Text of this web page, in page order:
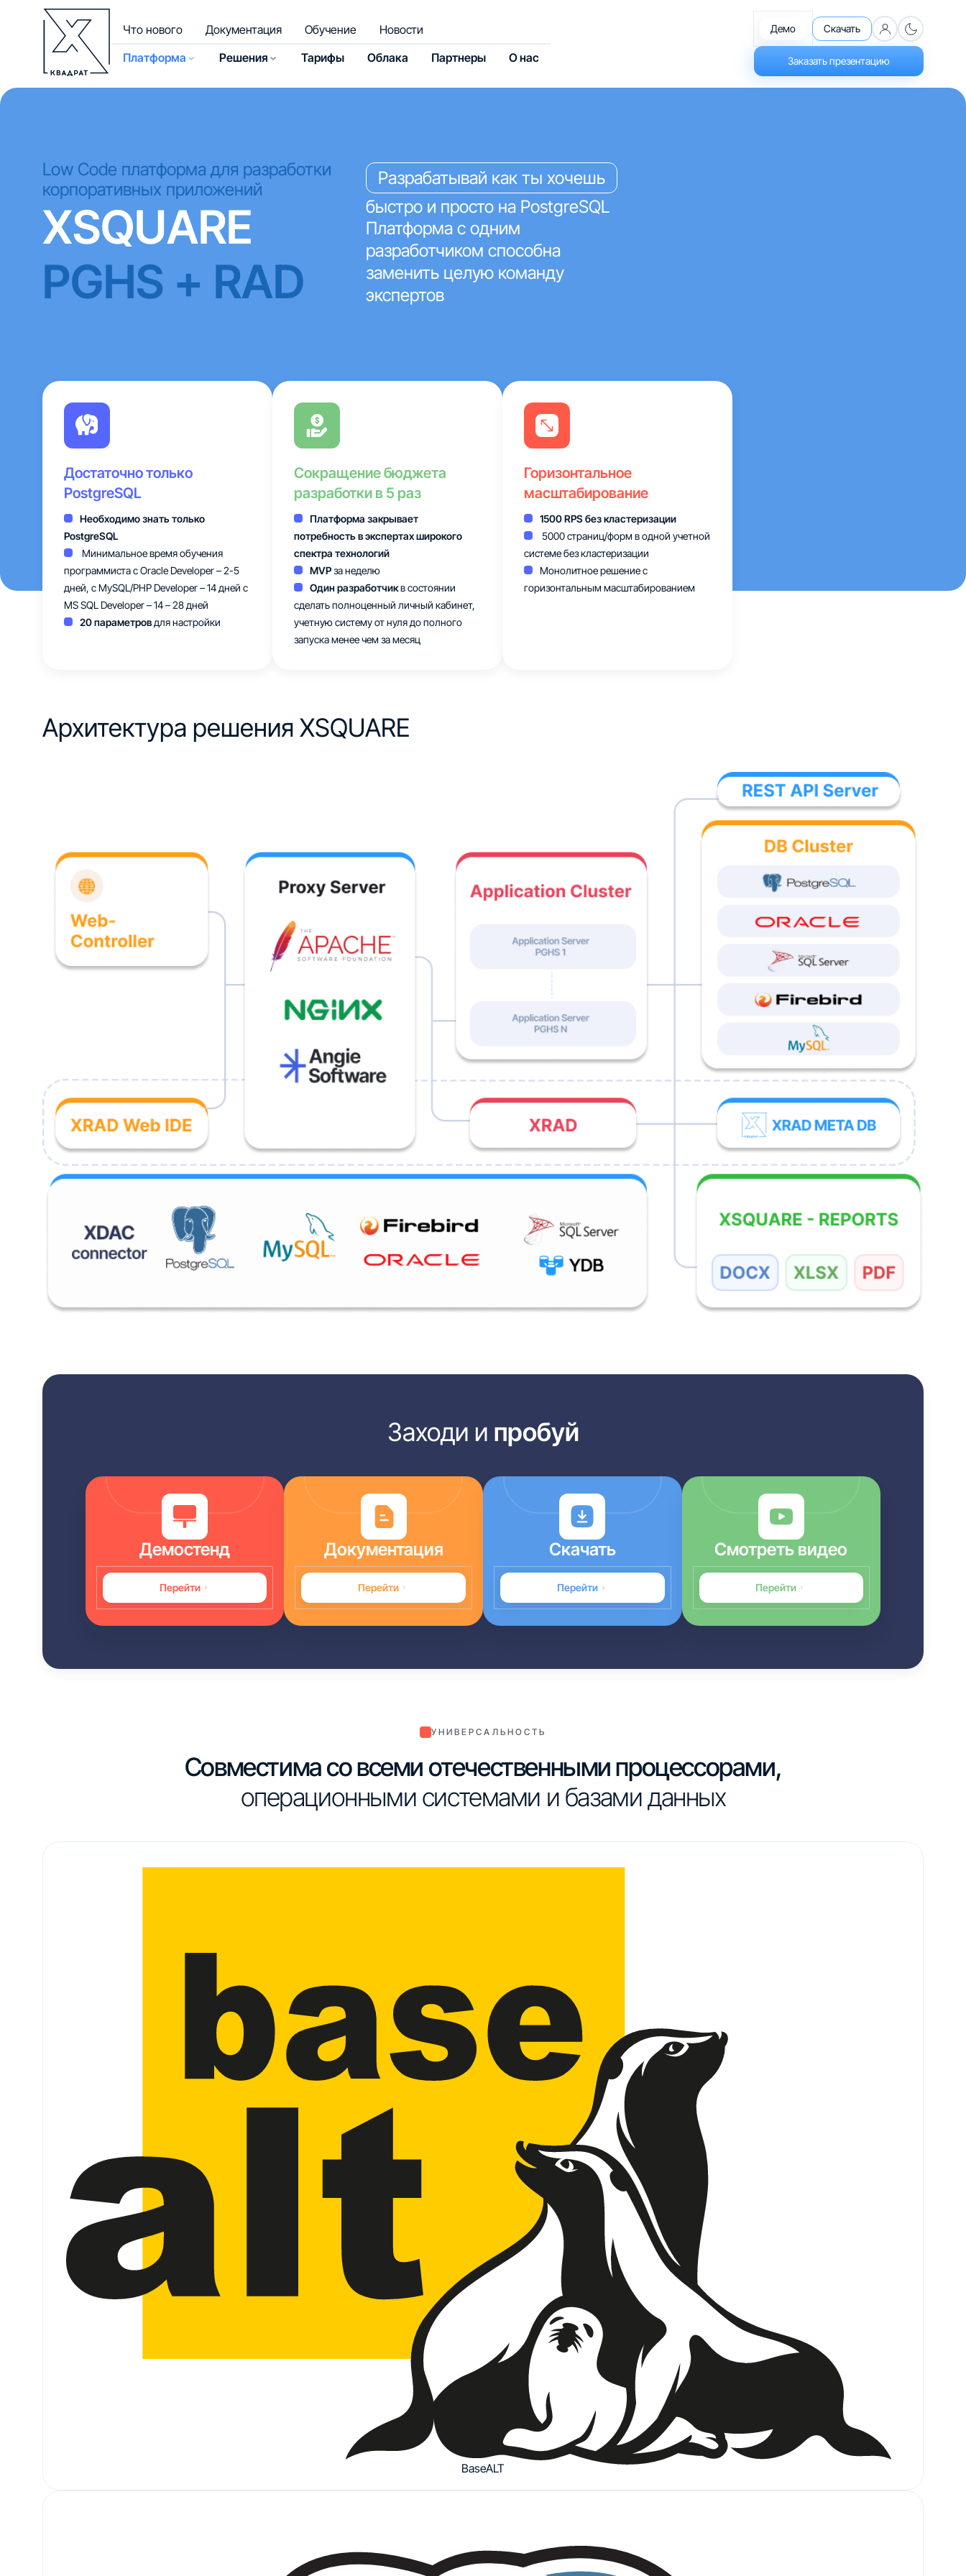
Что нового Документация Обучение
Новости
Платформа
Решения Тарифы Облака Партнеры О нас
Демо Скачать
Заказать презентацию
Low Code платформа для разработки
корпоративных приложений
XSQUARE
PGHS + RAD
Разрабатывай как ты хочешь
быстро и просто на PostgreSQL
Платформа с одним
разработчиком способна
заменить целую команду
экспертов
Достаточно только
PostgreSQL
Необходимо знать только
PostgreSQL
Минимальное время обучения
программиста с Oracle Developer – 2-5
дней, с MySQL/PHP Developer – 14 дней c
MS SQL Developer – 14 – 28 дней
20 параметровдля настройки
Сокращение бюджета
разработки в 5 раз
Платформа закрывает
потребность в экспертах широкого
спектра технологий
MVPза неделю
Один разработчикв состоянии
сделать полноценный личный кабинет,
учетную систему от нуля до полного
запуска менее чем за месяц
Горизонтальное
масштабирование
1500 RPS без кластеризации
5000 страниц/форм в одной учетной
системе без кластеризации
Монолитное решение с
горизонтальным масштабированием
Архитектура решения XSQUARE
Заходи и пробуй
Демостенд
Перейти
Документация
Перейти
Скачать
Перейти
Смотреть видео
Перейти
УНИВЕРСАЛЬНОСТЬ
Совместима со всеми отечественными процессорами,
операционными системами и базами данных
BaseALT